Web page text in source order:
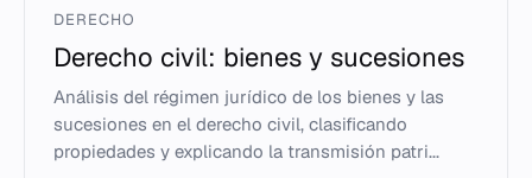
DERECHO
Derecho civil: bienes y sucesiones
Análisis del régimen jurídico de los bienes y las
sucesiones en el derecho civil, clasificando
propiedades y explicando la transmisión patri...